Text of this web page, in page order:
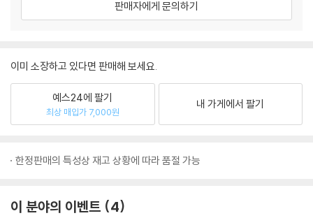
판매자에게 문의하기
이미 소장하고 있다면 판매해 보세요.
예스24에 팔기
최상 매입가 7,000원
내 가게에서 팔기
한정판매의 특성상 재고 상황에 따라 품절 가능
이 분야의 이벤트 4